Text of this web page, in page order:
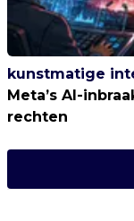
kunstmatige
Meta’s AI-
rechten